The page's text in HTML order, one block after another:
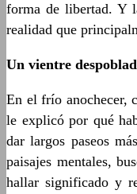
forma de libertad. Y
realidad que
Un vientre
En el frío anochecer,
le explicó por qué
dar largos paseos
paisajes mentales,
hallar significado y